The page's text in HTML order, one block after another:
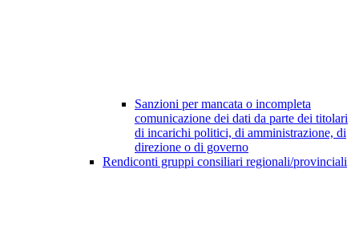
Sanzioni per mancata o incompleta
comunicazione dei dati da parte dei titolari
di incarichi politici, di amministrazione, di
direzione o di governo
Rendiconti gruppi consiliari regionali/provinciali